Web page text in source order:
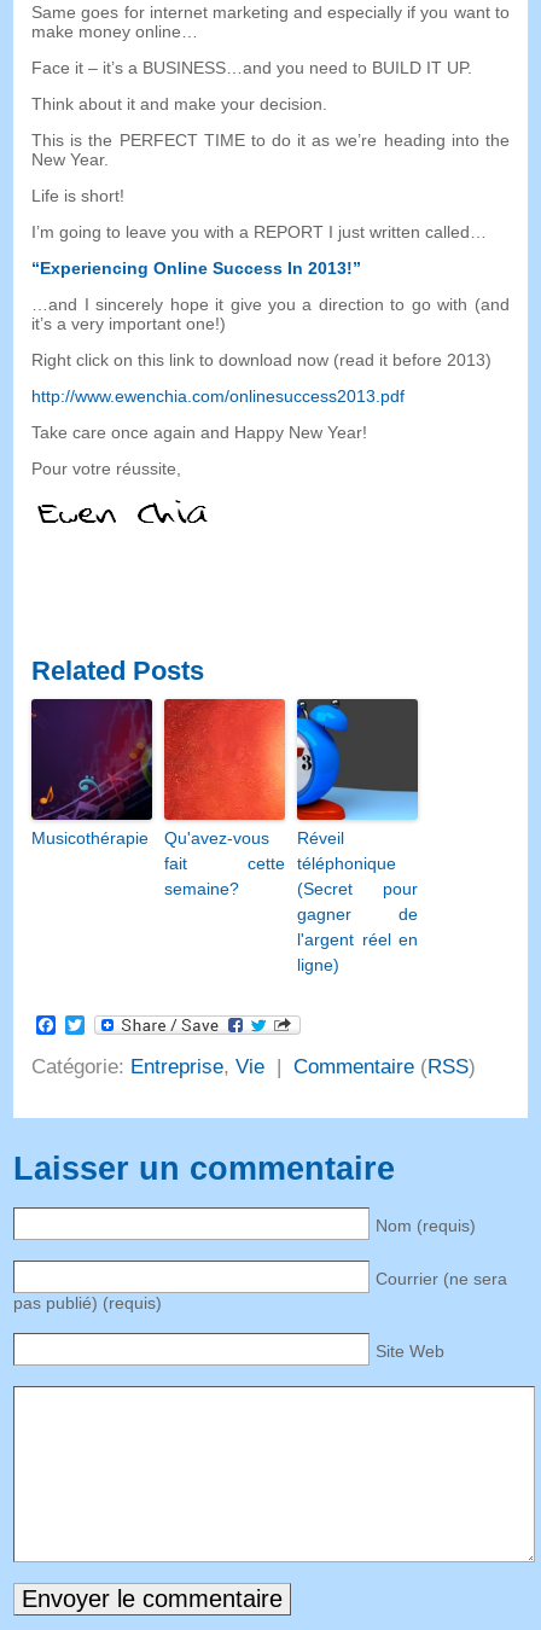
Same goes for internet marketing and especially if you want to
make money online
Face it – it’s a BUSINESS …and you need to BUILD IT UP.
Think about it and make your decision
This is the PERFECT TIME to do it as we’re heading into the
New Year.
Life is short!
I’m going to leave you with a REPORT I just written called
“Experiencing Online Success In 2013!”
…and I sincerely hope it give you a direction to go with (and
it’s a very important one!)
Right click on this link to download now (read it before 2013)
http://www.ewenchia.com/onlinesuccess2013.pdf
Take care once again and Happy New Year!
Pour votre réussite,
Related Posts
Musicothérapie
Qu'avez-vous
fait cette
semaine?
Réveil
téléphonique
(Secret pour
gagner de
l'argent réel en
ligne)
Facebook
Twitter
Catégorie: Entreprise,Vie |Commentaire (RSS)
Laisser un commentaire
Nom (requis)
Courrier (ne sera
pas publié) (requis)
Site Web